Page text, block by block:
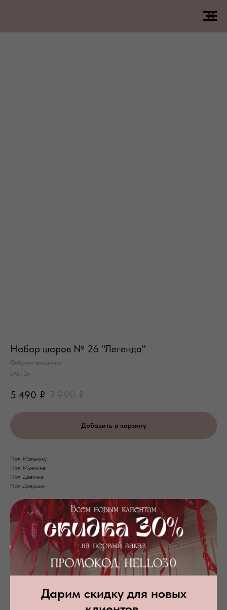
Дарим скидку для новых
Набор шаров № 26 "Легенда"
Фабрика праздника
SKU: 26
5 490 ₽ 7 990 ₽
Добавить в корзину
Пол: Мальчику
Пол: Мужчине
Пол: Девочке
Пол: Девушке